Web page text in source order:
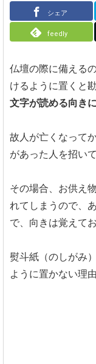
シェア
feedly
仏壇の際に備える
けるように置くと
文字が読める向きに
故人が亡くなって
があった人を招い
その場合、お供え
れてしまうので、
で、向きは覚えて
熨斗紙（のしがみ
ように置かない理